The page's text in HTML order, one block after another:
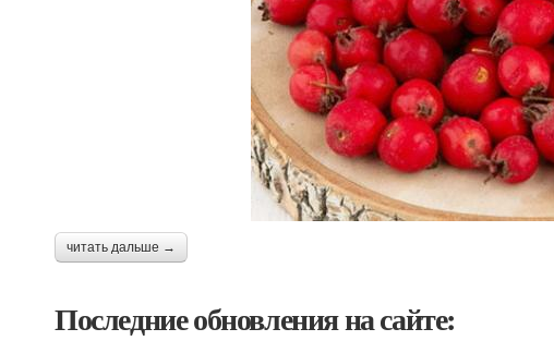
читать дальше →
Последние обновления на сайте: